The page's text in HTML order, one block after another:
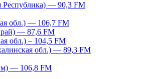
Республика) — 90,3 FM
обл.) — 106,7 FM
— 87,6 FM
обл.) – 104,5 FM
обл.) — 89,3 FM
— 106,8 FM